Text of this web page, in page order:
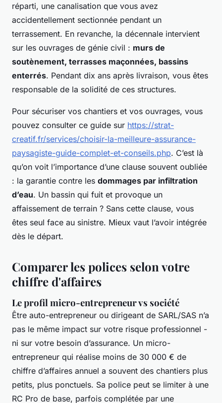
réparti, une canalisation que vous avez
accidentellement sectionnée pendant un
terrassement. En revanche, la décennale intervient
sur les ouvrages de génie civil : murs de
soutènement, terrasses maçonnées, bassins
enterrés. Pendant dix ans après livraison, vous êtes
responsable de la solidité de ces structures.
Pour sécuriser vos chantiers et vos ouvrages, vous
pouvez consulter ce guide sur https://strat-
creatif.fr/services/choisir-la-meilleure-assurance-
paysagiste-guide-complet-et-conseils.php. C’est là
qu’on voit l’importance d’une clause souvent oubliée
: la garantie contre les dommages par infiltration
d’eau. Un bassin qui fuit et provoque un
affaissement de terrain ? Sans cette clause, vous
êtes seul face au sinistre. Mieux vaut l’avoir intégrée
dès le départ.
Comparer les polices selon votre
chiffre d'affaires
Le profil micro-entrepreneur vs société
Être auto-entrepreneur ou dirigeant de SARL/SAS n’a
pas le même impact sur votre risque professionnel -
ni sur votre besoin d’assurance. Un micro-
entrepreneur qui réalise moins de 30 000 € de
chiffre d’affaires annuel a souvent des chantiers plus
petits, plus ponctuels. Sa police peut se limiter à une
RC Pro de base, parfois complétée par une